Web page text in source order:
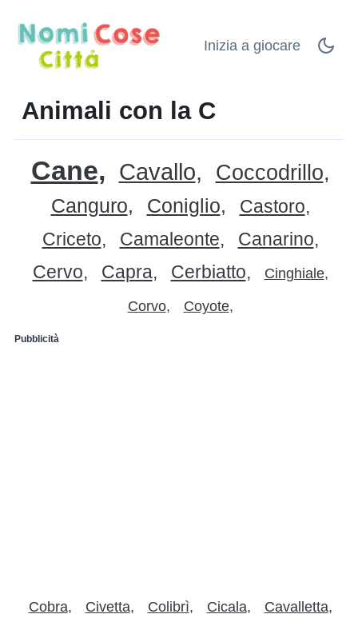
Inizia a giocare
Animali con la C
Cane Cavallo Coccodrillo
Canguro Coniglio
Castoro
Criceto
Camaleonte
Canarino
Cervo
Capra Cerbiatto Cinghiale
Corvo Coyote
Pubblicità
Cobra Civetta Colibrì Cicala Cavalletta